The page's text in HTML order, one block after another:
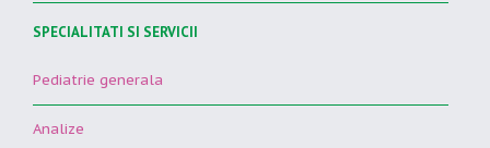
SPECIALITATI SI SERVICII
Pediatrie generala
Analize